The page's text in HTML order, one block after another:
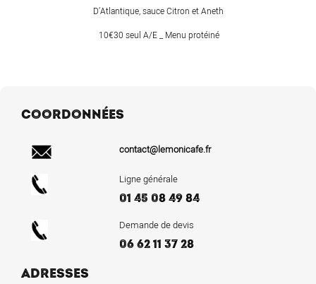
D’Atlantique, sauce Citron et Aneth
10€30 seul A/E _ Menu protéiné
COORDONNÉES
contact@lemonicafe.fr
Ligne générale
01 45 08 49 84
Demande de devis
06 62 11 37 28
ADRESSES